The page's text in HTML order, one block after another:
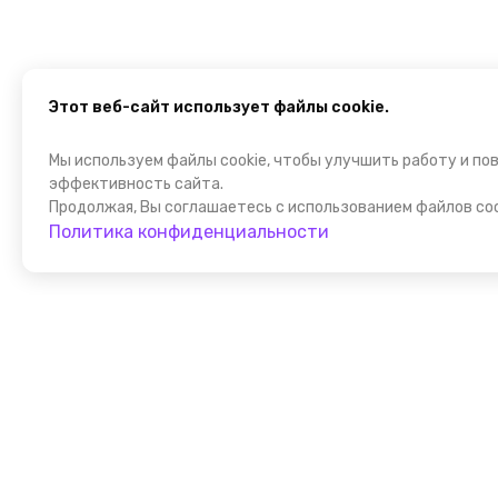
Этот веб-сайт использует файлы cookie.
Мы используем файлы cookie, чтобы улучшить работу и
эффективность сайта.
Продолжая, Вы соглашаетесь с использованием файлов
Политика конфиденциальности